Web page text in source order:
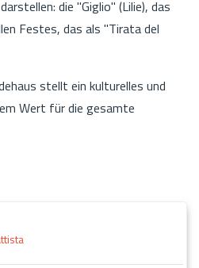
die "Giglio" (Lilie), das
Festes, das als "Tirata del
stellt ein kulturelles und
Wert für die gesamte